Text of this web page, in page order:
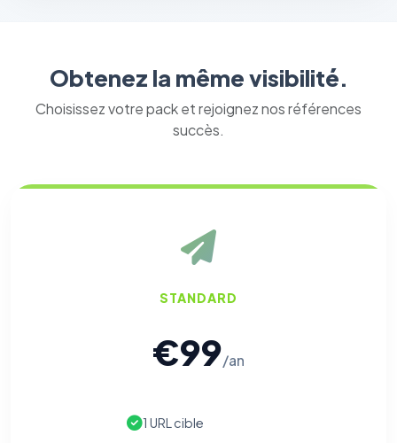
Obtenez la même visibilité.
Choisissez votre pack et rejoignez nos références
succès.
STANDARD
€99/an
1 URL cible